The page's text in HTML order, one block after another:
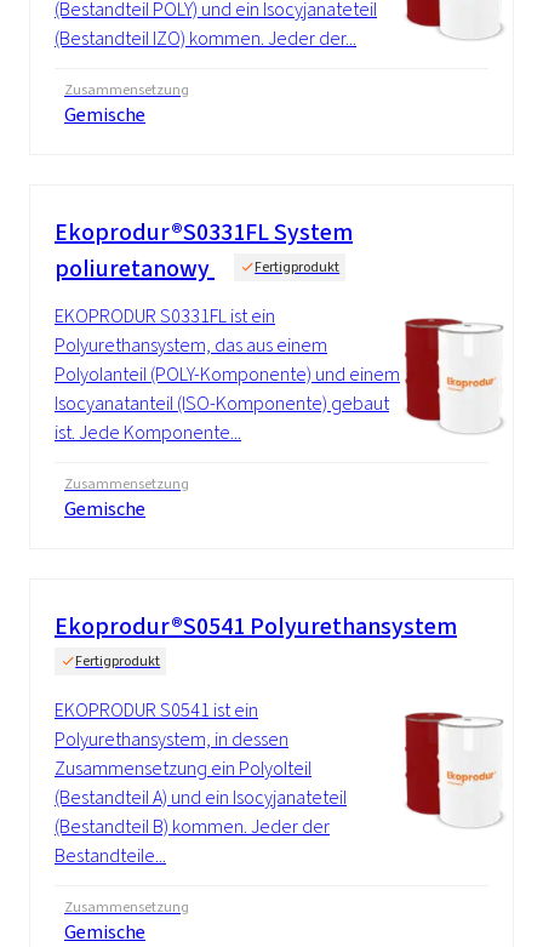
(Bestandteil POLY) und ein Isocyjanateteil
(Bestandteil IZO) kommen. Jeder der...
Zusammensetzung
Gemische
Ekoprodur®S0331FL System
poliuretanowy
Fertigprodukt
EKOPRODUR S0331FL ist ein
Polyurethansystem, das aus einem
Polyolanteil (POLY-Komponente) und einem
Isocyanatanteil (ISO-Komponente) gebaut
ist. Jede Komponente...
Zusammensetzung
Gemische
Ekoprodur®S0541 Polyurethansystem
Fertigprodukt
EKOPRODUR S0541 ist ein
Polyurethansystem, in dessen
Zusammensetzung ein Polyolteil
(Bestandteil A) und ein Isocyjanateteil
(Bestandteil B) kommen. Jeder der
Bestandteile...
Zusammensetzung
Gemische